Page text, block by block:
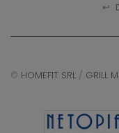
↩
© HOMEFIT SRL / GRILL